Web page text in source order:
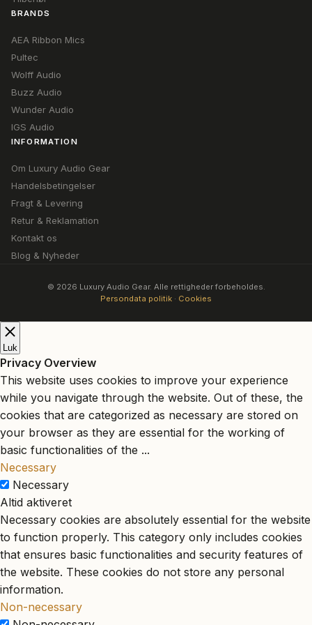
BRANDS
AEA Ribbon Mics
Pultec
Wolff Audio
Buzz Audio
Wunder Audio
IGS Audio
INFORMATION
Om Luxury Audio Gear
Handelsbetingelser
Fragt & Levering
Retur & Reklamation
Kontakt os
Blog & Nyheder
© 2026 Luxury Audio Gear. Alle rettigheder forbeholdes.
Persondata politik · Cookies
Luk
Privacy Overview
This website uses cookies to improve your experience
while you navigate through the website. Out of these, the
cookies that are categorized as necessary are stored on
your browser as they are essential for the working of
basic functionalities of the ...
Necessary
Necessary
Altid aktiveret
Necessary cookies are absolutely essential for the website
to function properly. This category only includes cookies
that ensures basic functionalities and security features of
the website. These cookies do not store any personal
information.
Non-necessary